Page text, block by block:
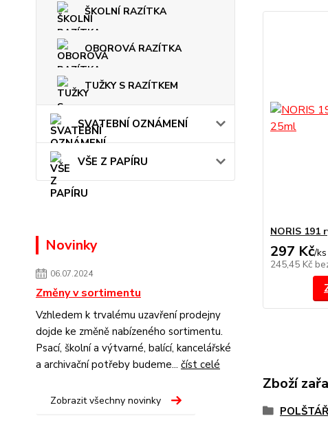
ŠKOLNÍ RAZÍTKA
OBOROVÁ RAZÍTKA
TUŽKY S RAZÍTKEM
SVATEBNÍ OZNÁMENÍ
VŠE Z PAPÍRU
Novinky
06.07.2024
Změny v sortimentu
Vzhledem k trvalému uzavření prodejny
dojde ke změně nabízeného sortimentu.
Psací, školní a výtvarné, balící, kancelářské
a archivační potřeby budeme... číst celé
Zobrazit všechny novinky
NORIS 191
297 Kč/ks
245,45 Kč
Zboží